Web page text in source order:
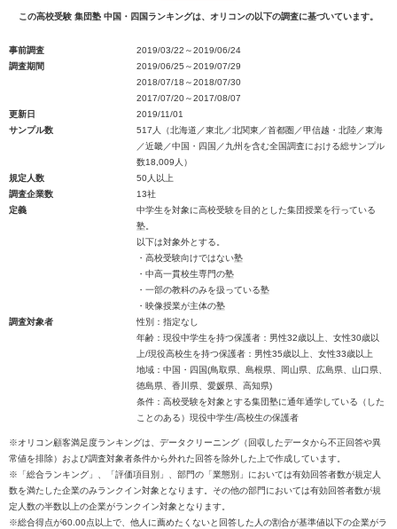
この高校受験 集団塾 中国・四国ランキングは、オリコンの以下の調査に基づいています。
事前調査
2019/03/22～2019/06/24
調査期間
2019/06/25～2019/07/29
2018/07/18～2018/07/30
2017/07/20～2017/08/07
更新日
2019/11/01
サンプル数
517人（北海道／東北／北関東／首都圏／甲信越・北陸／東海
／近畿／中国・四国／九州を含む全国調査における総サンプル
数18,009人）
規定人数
50人以上
調査企業数
13社
定義
中学生を対象に高校受験を目的とした集団授業を行っている
塾。
以下は対象外とする。
・高校受験向けではない塾
・中高一貫校生専門の塾
・一部の教科のみを扱っている塾
・映像授業が主体の塾
調査対象者
性別：指定なし
年齢：現役中学生を持つ保護者：男性32歳以上、女性30歳以
上/現役高校生を持つ保護者：男性35歳以上、女性33歳以上
地域：中国・四国(鳥取県、島根県、岡山県、広島県、山口県、
徳島県、香川県、愛媛県、高知県)
条件：高校受験を対象とする集団塾に通年通学している（した
ことのある）現役中学生/高校生の保護者
※オリコン顧客満足度ランキングは、データクリーニング（回収したデータから不正回答や異
常値を排除）および調査対象者条件から外れた回答を除外した上で作成しています。
※「総合ランキング」、「評価項目別」、部門の「業態別」においては有効回答者数が規定人
数を満たした企業のみランクイン対象となります。その他の部門においては有効回答者数が規
定人数の半数以上の企業がランクイン対象となります。
※総合得点が60.00点以上で、他人に薦めたくないと回答した人の割合が基準値以下の企業がラ